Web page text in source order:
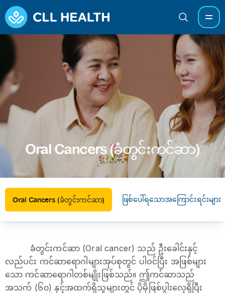
Oral Cancers (ခံတွင်းကင်ဆာ)
Oral Cancers (ခံတွင်းကင်ဆာ) ဖြစ်ပေါ်ရသောအကြောင်းရင်းများ
ခံတွင်းကင်ဆာ (Oral cancer) သည် ဦးခေါင်းနှင့်
လည်ပင်း ကင်ဆာရောဂါများအုပ်စုတွင် ပါဝင်ပြီး အဖြစ်များ
သော ကင်ဆာရောဂါတစ်မျိုးဖြစ်သည်။ ဤကင်ဆာသည်
အသက် (၆၀) နှင့်အထက်ရှိသူများတွင် ပိုမိုဖြစ်ပွါးလေ့ရှိပြီး